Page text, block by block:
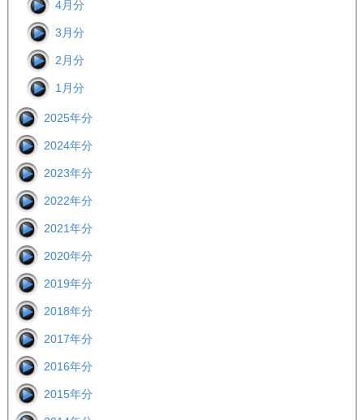
4月分
3月分
2月分
1月分
2025年分
2024年分
2023年分
2022年分
2021年分
2020年分
2019年分
2018年分
2017年分
2016年分
2015年分